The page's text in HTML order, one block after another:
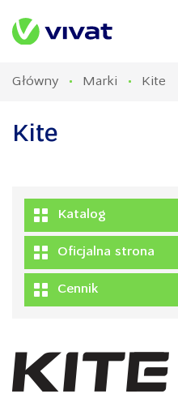
Główny Marki Kite
Kite
Katalog
Oficjalna strona
Cennik